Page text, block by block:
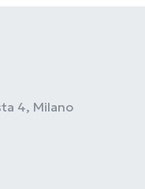
4, Milano